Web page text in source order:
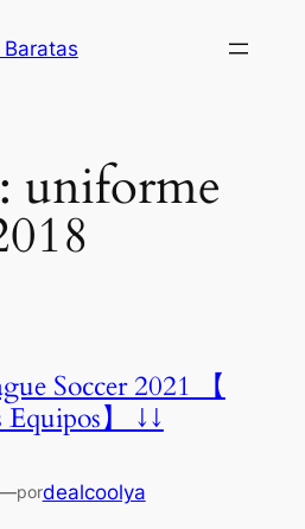
Baratas
uniforme
Soccer 2021 【
Equipos】 ↓↓
pordealcoolya